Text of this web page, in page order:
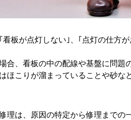
看板が点灯しない｣、｢点灯の仕方
合、看板の中の配線や基盤に問題
ほこりが溜まっていることや砂な
理は、原因の特定から修理までの